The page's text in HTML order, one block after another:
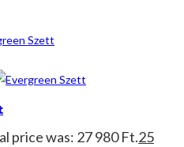
price was: 27 980 Ft.25